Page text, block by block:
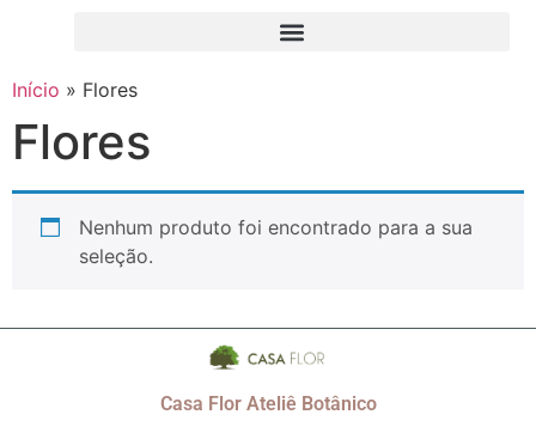
Início » Flores
Flores
Nenhum produto foi encontrado para a sua
seleção.
Casa Flor Ateliê Botânico